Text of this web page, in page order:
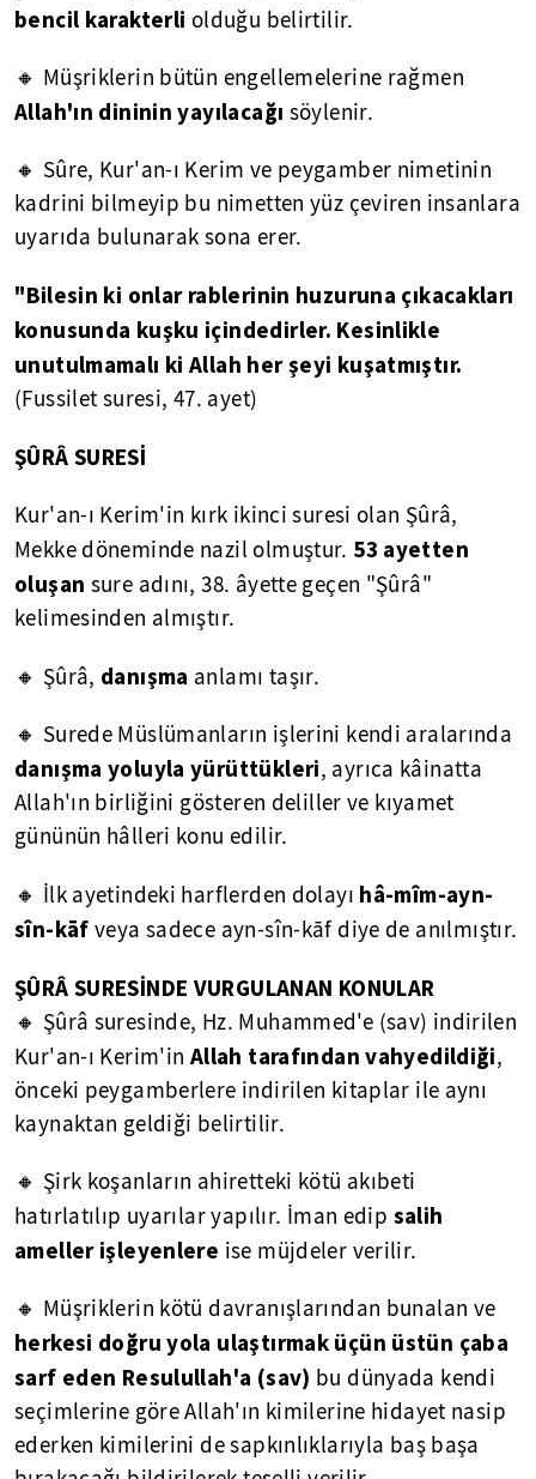
bencil karakterli olduğu belirtilir.
🔸 Müşriklerin bütün engellemelerine rağmen
Allah'ın dininin yayılacağı söylenir.
🔸 Sûre, Kur'an-ı Kerim ve peygamber nimetinin
kadrini bilmeyip bu nimetten yüz çeviren insanlara
uyarıda bulunarak sona erer.
"Bilesin ki onlar rablerinin huzuruna çıkacakları
konusunda kuşku içindedirler. Kesinlikle
unutulmamalı ki Allah her şeyi kuşatmıştır.
(Fussilet suresi, 47. ayet)
ŞÛRÂ SURESİ
Kur'an-ı Kerim'in kırk ikinci suresi olan Şûrâ,
Mekke döneminde nazil olmuştur. 53 ayetten
oluşan sure adını, 38. âyette geçen "Şûrâ"
kelimesinden almıştır.
🔸 Şûrâ, danışma anlamı taşır.
🔸 Surede Müslümanların işlerini kendi aralarında
danışma yoluyla yürüttükleri, ayrıca kâinatta
Allah'ın birliğini gösteren deliller ve kıyamet
gününün hâlleri konu edilir.
🔸 İlk ayetindeki harflerden dolayı hâ-mîm-ayn-
sîn-kāf veya sadece ayn-sîn-kāf diye de anılmıştır.
ŞÛRÂ SURESİNDE VURGULANAN KONULAR
🔸 Şûrâ suresinde, Hz. Muhammed'e (sav) indirilen
Kur'an-ı Kerim'in Allah tarafından vahyedildiği,
önceki peygamberlere indirilen kitaplar ile aynı
kaynaktan geldiği belirtilir.
🔸 Şirk koşanların ahiretteki kötü akıbeti
hatırlatılıp uyarılar yapılır. İman edip salih
ameller işleyenlere ise müjdeler verilir.
🔸 Müşriklerin kötü davranışlarından bunalan ve
herkesi doğru yola ulaştırmak üçün üstün çaba
sarf eden Resulullah'a (sav) bu dünyada kendi
seçimlerine göre Allah'ın kimilerine hidayet nasip
ederken kimilerini de sapkınlıklarıyla baş başa